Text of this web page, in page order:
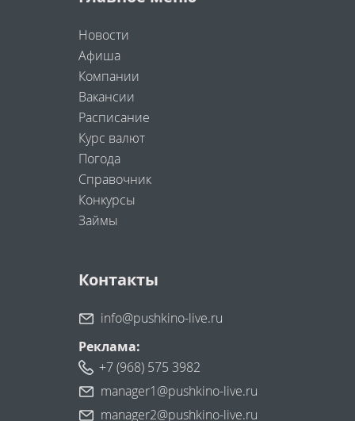
Новости
Афиша
Компании
Вакансии
Расписание
Курс валют
Погода
Справочник
Конкурсы
Займы
Контакты
info@pushkino-live.ru
Реклама:
+7 (968) 575 3982
manager1@pushkino-live.ru
manager2@pushkino-live.ru